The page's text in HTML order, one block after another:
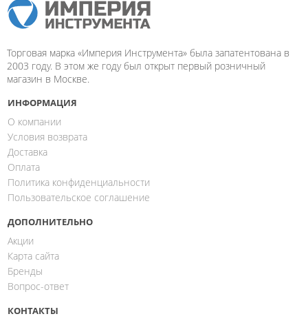
Торговая марка «Империя Инструмента» была запатентована в
2003 году. В этом же году был открыт первый розничный
магазин в Москве.
ИНФОРМАЦИЯ
О компании
Условия возврата
Доставка
Оплата
Политика конфиденциальности
Пользовательское соглашение
ДОПОЛНИТЕЛЬНО
Акции
Карта сайта
Бренды
Вопрос-ответ
КОНТАКТЫ